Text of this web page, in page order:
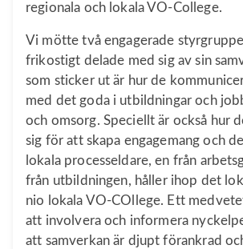
regionala och lokala VO-College.
Vi mötte två engagerade
frikostigt delade med sig av sin
som sticker ut är hur de
med det goda i utbildningar och
och omsorg. Speciellt är också hur
sig för att skapa engagemang och
lokala processeldare, en från
från utbildningen, håller ihop det
nio lokala VO-COllege. Ett
att involvera och informera
att samverkan är djupt förankrad